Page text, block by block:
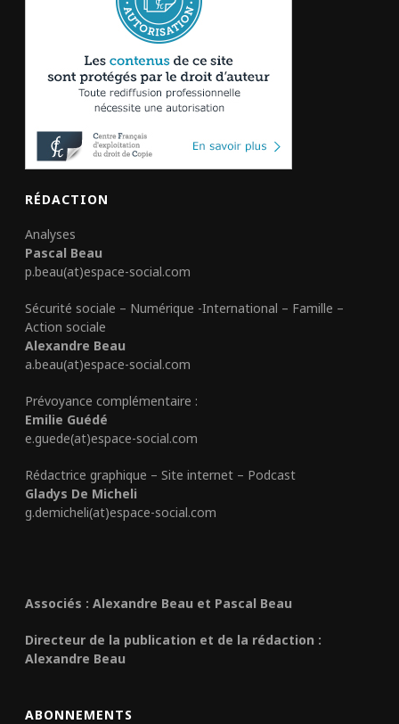
RÉDACTION
Analyses
Pascal Beau
p.beau(at)espace-social.com
Sécurité sociale – Numérique -International – Famille –
Action sociale
Alexandre Beau
a.beau(at)espace-social.com
Prévoyance complémentaire :
Emilie Guédé
e.guede(at)espace-social.com
Rédactrice graphique – Site internet – Podcast
Gladys De Micheli
g.demicheli(at)espace-social.com
Associés : Alexandre Beau et Pascal Beau
Directeur de la publication et de la rédaction :
Alexandre Beau
ABONNEMENTS